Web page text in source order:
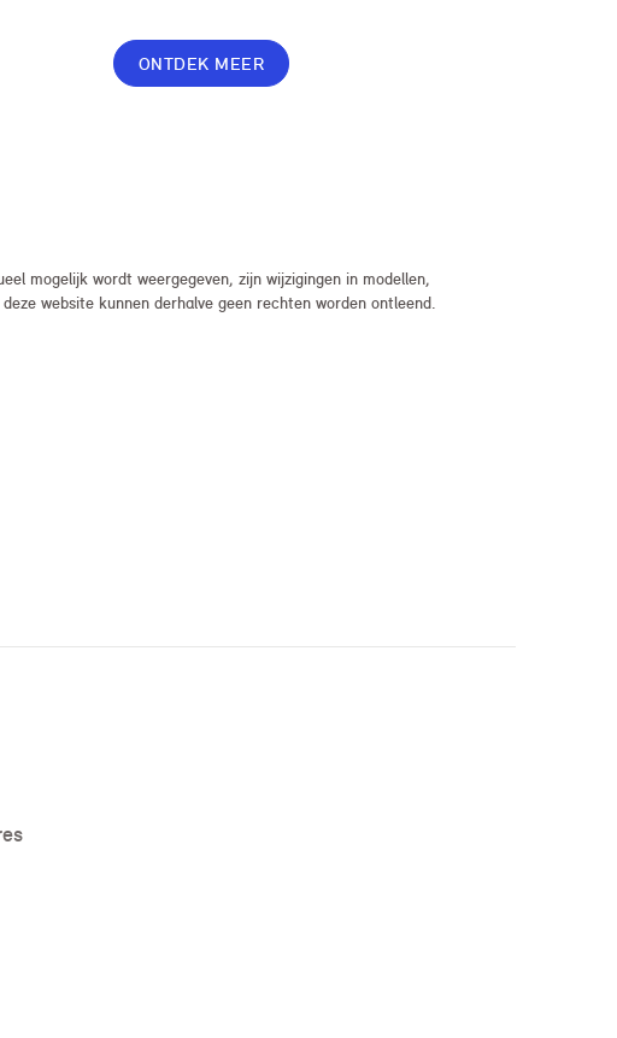
lease nog meer flexibiliteit met Switch of Flex
Premium.
ONTDEK MEER
mogelijk wordt weergegeven, zijn wijzigingen in modellen,
website kunnen derhalve geen rechten worden ontleend.